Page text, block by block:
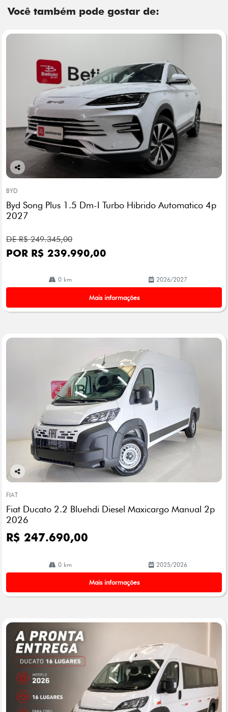
Você também pode gostar de:
Co
arti
lhe
BYD
Byd Song Plus 1.5 Dm-I Turbo Hibrido Automatico 4p
2027
DE R$ 249.345,00
POR R$ 239.990,00
0 km 2026/2027
Mais informações
Co
arti
lhe
FIAT
Fiat Ducato 2.2 Bluehdi Diesel Maxicargo Manual 2p
2026
R$ 247.690,00
0 km 2025/2026
Mais informações